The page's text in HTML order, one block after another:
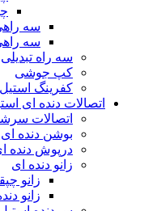
سه
سه
سه راه تبدیلی
کپ جوشی
کفرینگ
اتصالات دنده ای
اتصالات
بوشن دنده
درپوش دنده
زانو دنده ای
زانو
زانو